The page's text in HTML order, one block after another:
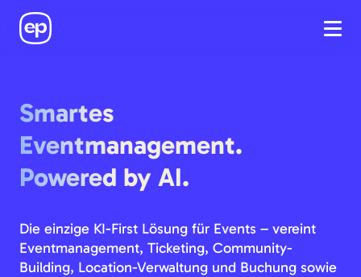
Smartes
Eventmanagement.
Powered by AI.
Die einzige KI-First Lösung für Events – vereint
Eventmanagement, Ticketing, Community-
Building, Location-Verwaltung und Buchung sowie